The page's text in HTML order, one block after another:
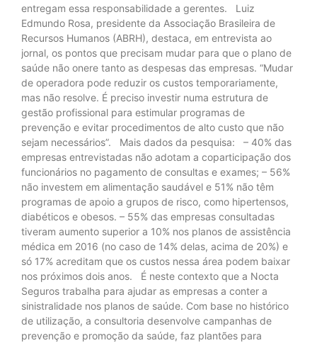
entregam essa responsabilidade a gerentes. Luiz
Edmundo Rosa, presidente da Associação Brasileira de
Recursos Humanos (ABRH), destaca, em entrevista ao
jornal, os pontos que precisam mudar para que o plano de
saúde não onere tanto as despesas das empresas. “Mudar
de operadora pode reduzir os custos temporariamente,
mas não resolve. É preciso investir numa estrutura de
gestão profissional para estimular programas de
prevenção e evitar procedimentos de alto custo que não
sejam necessários”. Mais dados da pesquisa: – 40% das
empresas entrevistadas não adotam a coparticipação dos
funcionários no pagamento de consultas e exames; – 56%
não investem em alimentação saudável e 51% não têm
programas de apoio a grupos de risco, como hipertensos,
diabéticos e obesos. – 55% das empresas consultadas
tiveram aumento superior a 10% nos planos de assistência
médica em 2016 (no caso de 14% delas, acima de 20%) e
só 17% acreditam que os custos nessa área podem baixar
nos próximos dois anos. É neste contexto que a Nocta
Seguros trabalha para ajudar as empresas a conter a
sinistralidade nos planos de saúde. Com base no histórico
de utilização, a consultoria desenvolve campanhas de
prevenção e promoção da saúde, faz plantões para